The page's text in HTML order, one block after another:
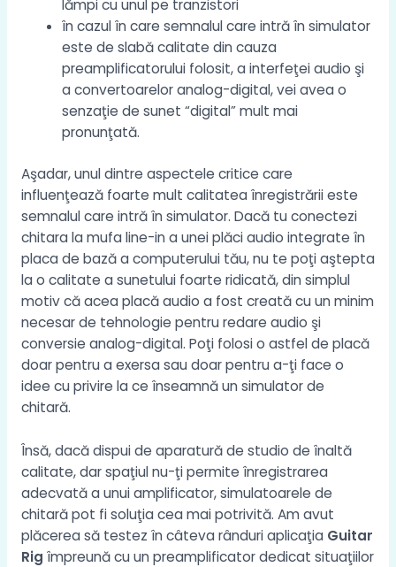
lămpi cu unul pe tranzistori
în cazul în care semnalul care intră în simulator
este de slabă calitate din cauza
preamplificatorului folosit, a interfeţei audio şi
a convertoarelor analog-digital, vei avea o
senzaţie de sunet “digital” mult mai
pronunţată.
Aşadar, unul dintre aspectele critice care
influenţează foarte mult calitatea înregistrării este
semnalul care intră în simulator. Dacă tu conectezi
chitara la mufa line-in a unei plăci audio integrate în
placa de bază a computerului tău, nu te poţi aştepta
la o calitate a sunetului foarte ridicată, din simplul
motiv că acea placă audio a fost creată cu un minim
necesar de tehnologie pentru redare audio şi
conversie analog-digital. Poţi folosi o astfel de placă
doar pentru a exersa sau doar pentru a-ţi face o
idee cu privire la ce înseamnă un simulator de
chitară.
Însă, dacă dispui de aparatură de studio de înaltă
calitate, dar spaţiul nu-ţi permite înregistrarea
adecvată a unui amplificator, simulatoarele de
chitară pot fi soluţia cea mai potrivită. Am avut
plăcerea să testez în câteva rânduri aplicaţia Guitar
Rig împreună cu un preamplificator dedicat situaţiilor